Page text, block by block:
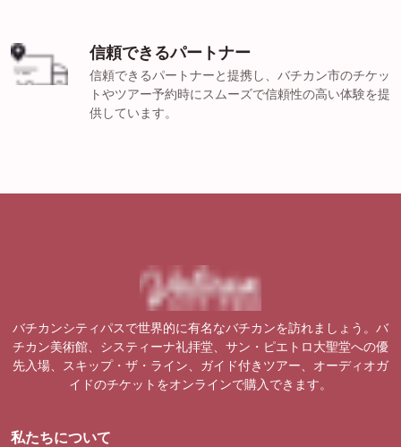
信頼できるパートナー
信頼できるパートナーと提携し、バチカン市のチケッ
トやツアー予約時にスムーズで信頼性の高い体験を提
供しています。
バチカンシティパスで世界的に有名なバチカンを訪れましょう。バ
チカン美術館、システィーナ礼拝堂、サン・ピエトロ大聖堂への優
先入場、スキップ・ザ・ライン、ガイド付きツアー、オーディオガ
イドのチケットをオンラインで購入できます。
私たちについて